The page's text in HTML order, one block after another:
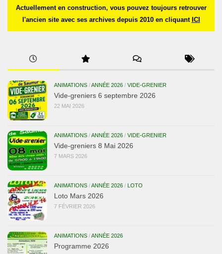
Actuellement en construction, vous pouvez toujours retrouver
l'ancien site avec ses archives depuis 2010 en cliquant ICI
ANIMATIONS /ANNÉE 2026 / VIDE-GRENIER
Vide-greniers 6 septembre 2026
22 MAI 2026
ANIMATIONS /ANNÉE 2026 / VIDE-GRENIER
Vide-greniers 8 Mai 2026
7 MARS 2026
ANIMATIONS /ANNÉE 2026 / LOTO
Loto Mars 2026
7 FÉVRIER 2026
ANIMATIONS /ANNÉE 2026
Programme 2026